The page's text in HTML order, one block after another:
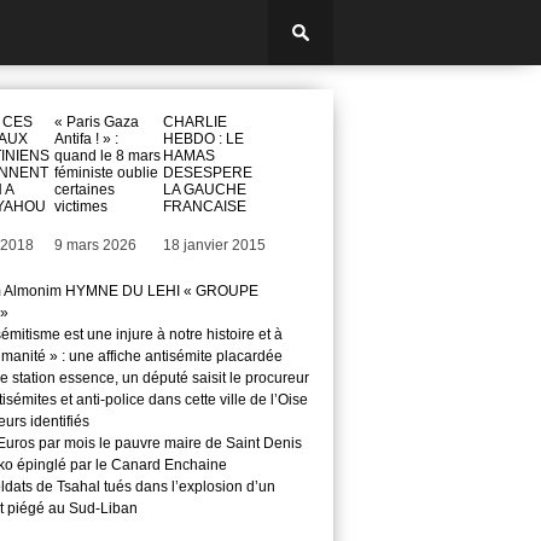
CES
A
« Paris Gaza
Antifa ! » :
quand le 8 mars
féministe oublie
certaines
victimes
Date
9 mars 2026
CHARLIE
HEBDO : LE
HAMAS
DESESPERE
LA GAUCHE
FRANCAISE
Date
18 janvier 2015
Almonim HYMNE DU LEHI « GROUPE
est une injure à notre histoire et à
» : une affiche antisémite placardée
station essence, un député saisit le procureur
et anti-police dans cette ville de l’Oise
identifiés
par mois le pauvre maire de Saint Denis
épinglé par le Canard Enchaine
de Tsahal tués dans l’explosion d’un
piégé au Sud-Liban